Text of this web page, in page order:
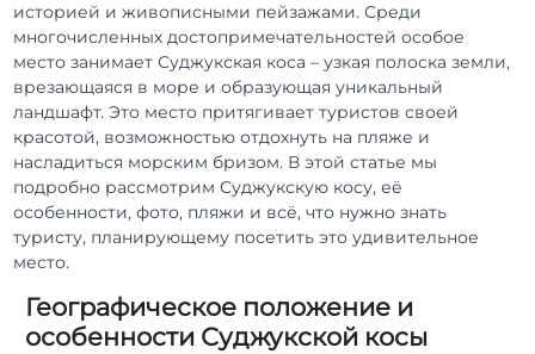
историей и живописными пейзажами. Среди
многочисленных достопримечательностей особое
место занимает Суджукская коса – узкая полоска земли,
врезающаяся в море и образующая уникальный
ландшафт. Это место притягивает туристов своей
красотой, возможностью отдохнуть на пляже и
насладиться морским бризом. В этой статье мы
подробно рассмотрим Суджукскую косу, её
особенности, фото, пляжи и всё, что нужно знать
туристу, планирующему посетить это удивительное
место.
Географическое положение и
особенности Суджукской косы